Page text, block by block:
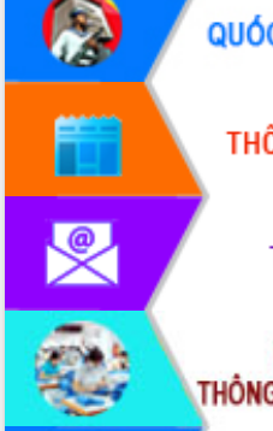
Xây dựng nông thôn mới: Nâng cao đời
sống người dân từ những mô hình thiết
Quyết liệt tháo gỡ vướng mắc, đẩy
nhanh tiến độ các dự án trọng điểm
trong Khu kinh tế Nam Phú Yên
Hòn Yến phát triển du lịch gắn với bảo
tồn biển
Lấy ý kiến điều chỉnh Quy hoạch tỉnh
Đắk Lắk thời kỳ 2021-2030, tầm nhìn
đến năm 2050
Phát động chiến dịch 30 ngày đêm
giải phóng mặt bằng Tuyến đường bộ
ven biển
Đắk Lắk nỗ lực thúc đẩy tăng trưởng
kinh tế từ 10% trở lên trong Quý